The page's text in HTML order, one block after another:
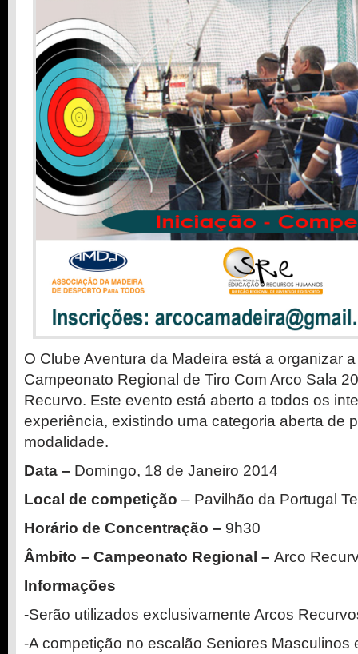
O Clube Aventura da Madeira está a organizar
Campeonato Regional de Tiro Com Arco Sala
Recurvo. Este evento está aberto a todos os
experiência, existindo uma categoria aberta de
modalidade.
Data – Domingo, 18 de Janeiro 2014
Local de competição – Pavilhão da Portugal
Horário de Concentração – 9h30
Âmbito – Campeonato Regional – Arco
Informações
-Serão utilizados exclusivamente Arcos
-A competição no escalão Seniores Masculinos